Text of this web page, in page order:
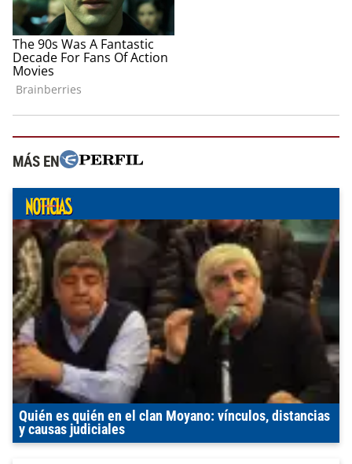
MÁS EN
Quién es quién en el clan Moyano: vínculos, distancias
y causas judiciales